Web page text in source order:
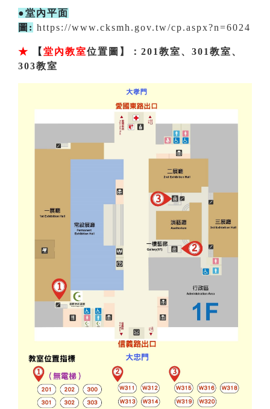
●堂內平面
圖: https://www.cksmh.gov.tw/cp.aspx?n=6024
★ 【 堂內教室位置圖】：201教室、301教室、
303教室